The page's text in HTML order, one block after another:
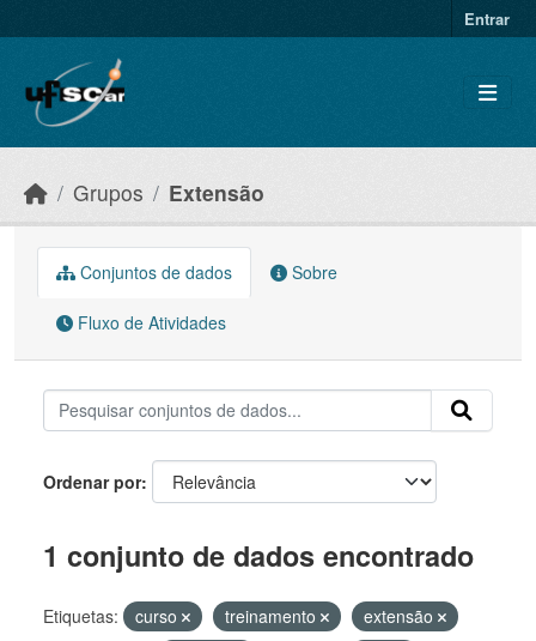
Entrar
Grupos Extensão
Conjuntos de dados Sobre
Fluxo de Atividades
Ordenar por
1 conjunto de dados encontrado
Etiquetas: curso treinamento
extensão